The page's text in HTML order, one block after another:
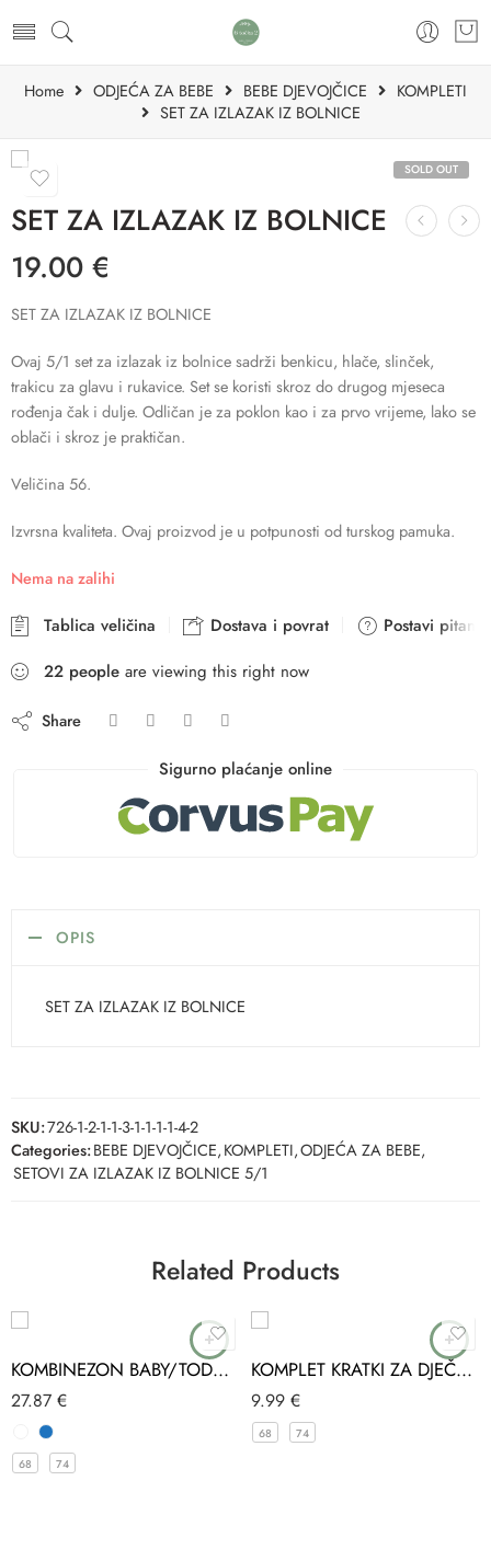
Home ODJEĆA ZA BEBE BEBE DJEVOJČICE
KOMPLETI
SET ZA IZLAZAK IZ BOLNICE
SOLD OUT
SET ZA IZLAZAK IZ BOLNICE
19.00 €
SET ZA IZLAZAK IZ BOLNICE
Ovaj 5/1 set za izlazak iz bolnice sadrži benkicu, hlače, slinček,
trakicu za glavu i rukavice. Set se koristi skroz do drugog mjeseca
rođenja čak i dulje. Odličan je za poklon kao i za prvo vrijeme, lako se
oblači i skroz je praktičan.
Veličina 56.
Izvrsna kvaliteta. Ovaj proizvod je u potpunosti od turskog pamuka.
Nema na zalihi
Tablica veličina Dostava i povrat
Postavi pitanje
22 people are viewing this right now
Share
Sigurno plaćanje online
OPIS
SET ZA IZLAZAK IZ BOLNICE
SKU:726-1-2-1-1-3-1-1-1-1-4-2
Categories:BEBE DJEVOJČICE,KOMPLETI,ODJEĆA ZA BEBE,
SETOVI ZA IZLAZAK IZ BOLNICE 5/1
Related Products
KOMBINEZON BABY/TODDLER
27.87 €
68 74
KOMPLET KRATKI ZA DJEČAKE PAS BEBEZADE
9.99 €
68 74